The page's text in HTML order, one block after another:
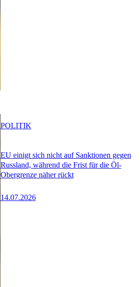
EU einigt sich nicht auf Sanktionen gegen
Russland, während die Frist für die Öl-
Obergrenze näher rückt
14.07.2026
POLITIK